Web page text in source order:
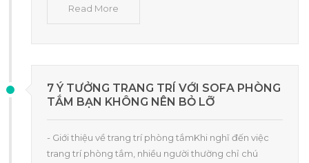
Read More
7 Ý TƯỞNG TRANG TRÍ VỚI SOFA PHÒNG
TẮM BẠN KHÔNG NÊN BỎ LỠ
- Giới thiệu về trang trí phòng tắmKhi nghĩ đến việc
trang trí phòng tắm, nhiều người thường chỉ chú